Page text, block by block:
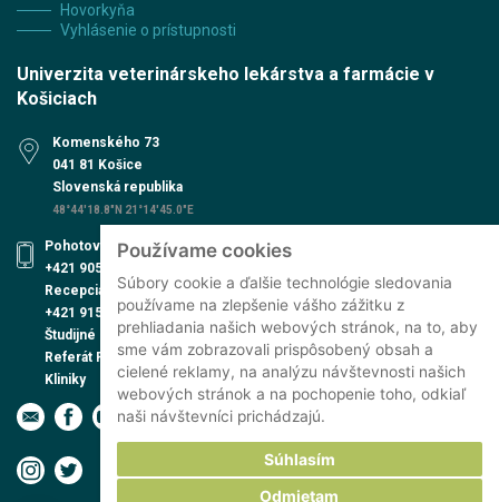
Používame cookies
Súbory cookie a ďalšie technológie sledovania
používame na zlepšenie vášho zážitku z
prehliadania našich webových stránok, na to, aby
sme vám zobrazovali prispôsobený obsah a
cielené reklamy, na analýzu návštevnosti našich
webových stránok a na pochopenie toho, odkiaľ
naši návštevníci prichádzajú.
Súhlasím
Odmietam
Hovorkyňa
Vyhlásenie o prístupnosti
Univerzita veterinárskeho lekárstva a farmácie v
Košiciach
Komenského 73
041 81 Košice
Slovenská republika
48°44'18.8"N 21°14'45.0"E
Pohotovosť UVN
+421 905 579 559
Recepcia UVN
+421 915 991 474
Študijné oddelenie
Referát PhD. štúdia
Kliniky